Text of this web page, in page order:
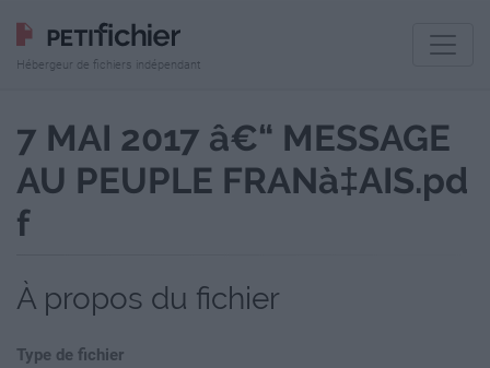
Hébergeur de fichiers indépendant
7 MAI 2017 â€“ MESSAGE
AU PEUPLE FRANà‡AIS.pd
f
À propos du fichier
Type de fichier